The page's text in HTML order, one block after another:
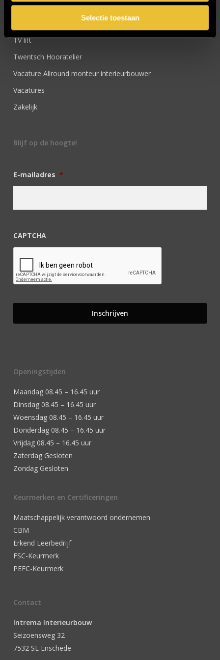
Selectie toestaan
SIDN
TV lift
Twentsch Hooratelier
Vacature Allround monteur interieurbouwer
Vacatures
Zakelijk
Blijf op de hoogte!
E-mailadres *
CAPTCHA
Openingstijden
Maandag 08.45 – 16.45 uur
Dinsdag 08.45 – 16.45 uur
Woensdag 08.45 – 16.45 uur
Donderdag 08.45 – 16.45 uur
Vrijdag 08.45 – 16.45 uur
Zaterdag Gesloten
Zondag Gesloten
Keurmerken en Certificeringen
Maatschappelijk verantwoord ondernemen
CBM
Erkend Leerbedrijf
FSC-Keurmerk
PEFC-Keurmerk
Contact
Intrema Interieurbouw
Seizoensweg 32
7532 SL Enschede